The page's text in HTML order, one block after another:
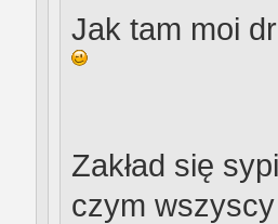
Jak tam moi
Zakład się
czym